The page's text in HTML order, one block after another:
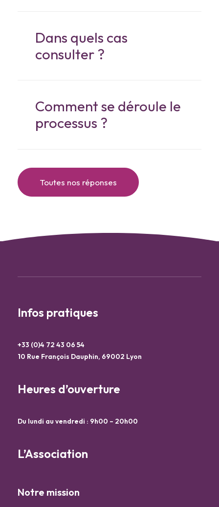
Dans quels cas
consulter ?
Comment se déroule le
processus ?
Toutes nos réponses
Infos pratiques
+33 (0)4 72 43 06 54
10 Rue François Dauphin, 69002 Lyon
Heures d’ouverture
Du lundi au vendredi : 9h00 – 20h00
L’Association
Notre mission